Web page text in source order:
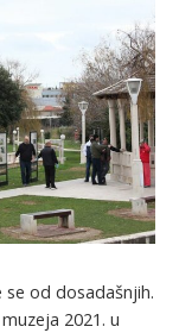
od dosadašnjih.
2021. u